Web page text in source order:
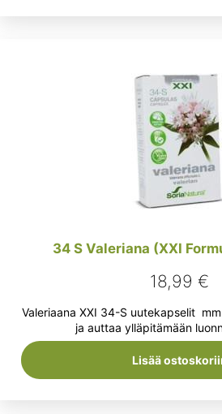
34 S Valeriana (XXI
18,99€
Valeriaana XXI 34-S uutekapselit
ja auttaa ylläpitämään
Lisää